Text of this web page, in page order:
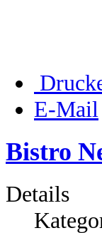
E-Mail
Bistro
Details